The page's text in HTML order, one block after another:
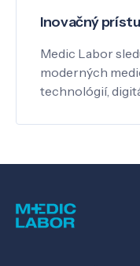
Inovačný
Medic Labor
moderných
technológií,